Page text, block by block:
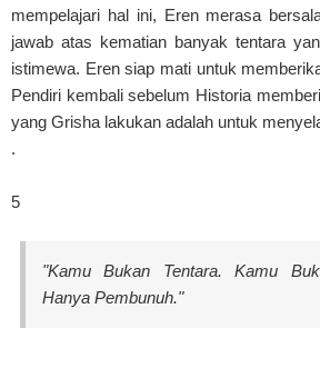
mempelajari hal ini, Eren merasa
jawab atas kematian banyak tentara
istimewa. Eren siap mati untuk
Pendiri kembali sebelum Historia
yang Grisha lakukan adalah untuk
.
5
"Kamu Bukan Tentara. Kamu
Hanya Pembunuh."